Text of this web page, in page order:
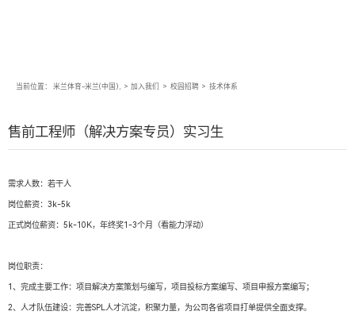
当前位置： 米兰体育-米兰(中国), > 加入我们 > 校园招聘 > 技术体系
售前工程师（解决方案专员）实习生
需求人数：若干人
岗位薪资：3k-5k
正式岗位薪资：5k-10K，年终奖1-3个月（看能力浮动）
岗位职责：
1、完成主要工作：项目解决方案策划与编写，项目投标方案编写、项目申报方案编写；
2、人才队伍建设：完善SPL人才沉淀，积聚力量，为公司各省项目打单提供全面支撑。